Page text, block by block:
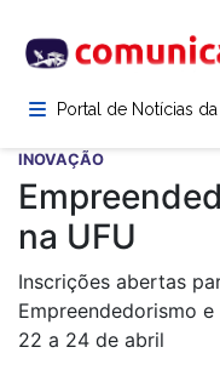
para
conteúdoPortal de Notícias da
INOVAÇÃO
na UFU
Inscrições abertas
Empreendedorismo
22 a 24 de abril